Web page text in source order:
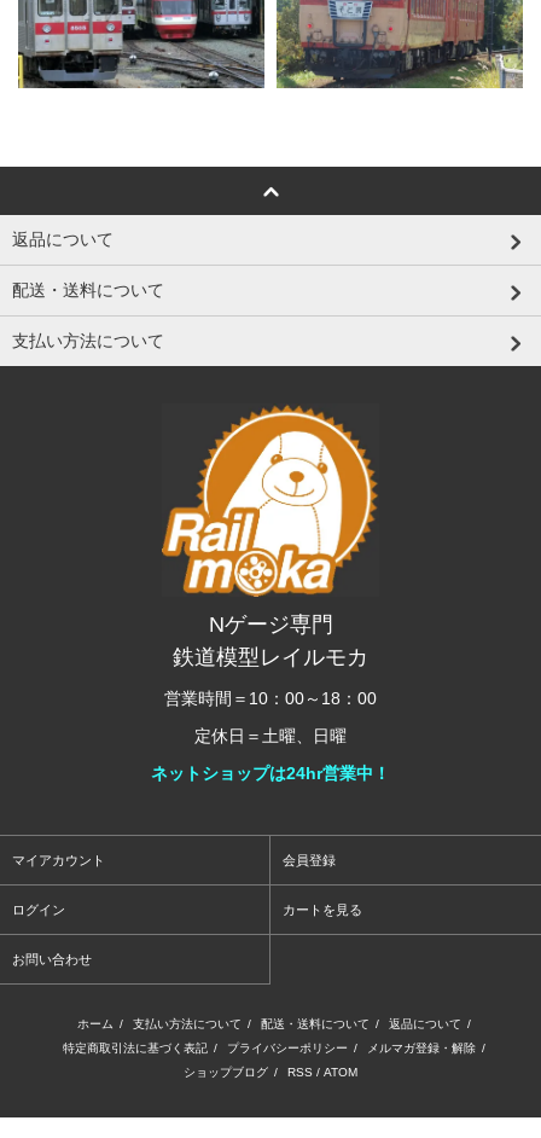
返品について
配送・送料について
支払い方法について
Nゲージ専門
鉄道模型レイルモカ
営業時間＝10：00～18：00
定休日＝土曜、日曜
ネットショップは24hr営業中！
マイアカウント 会員登録
ログイン カートを見る
お問い合わせ
ホーム / 支払い方法について / 配送・送料について / 返品について /
特定商取引法に基づく表記 / プライバシーポリシー / メルマガ登録・解除 /
ショップブログ / RSS / ATOM